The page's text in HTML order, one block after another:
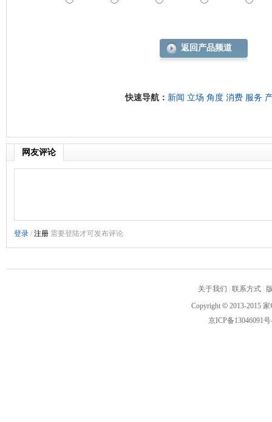
返回产品频道
快速导航： 新闻 立场 角度 消费 服务
网友评论
关于我们 联系方式
Copyright © 2013-2015
京ICP备13046091号